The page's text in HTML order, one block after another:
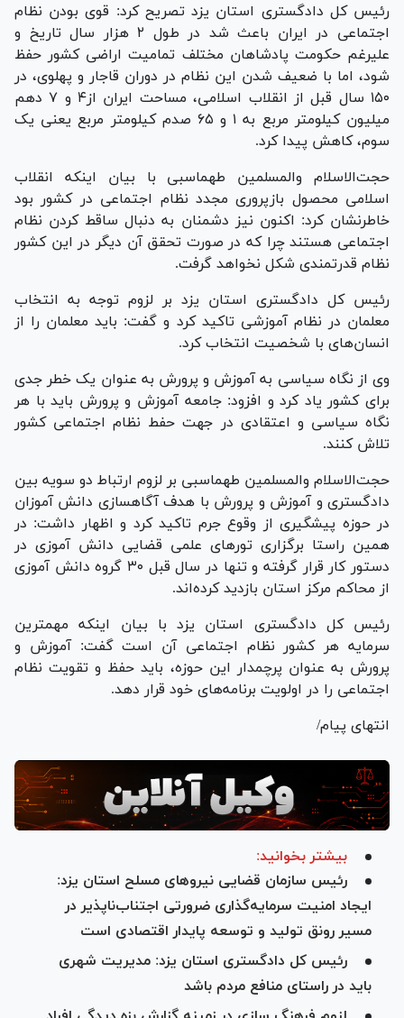
رئیس کل دادگستری استان یزد تصریح کرد: قوی بودن نظام
اجتماعی در ایران باعث شد در طول ۲ هزار سال تاریخ و
علیرغم حکومت پادشاهان مختلف تمامیت اراضی کشور حفظ
شود، اما با ضعیف شدن این نظام در دوران قاجار و پهلوی، در
۱۵۰ سال قبل از انقلاب اسلامی، مساحت ایران از۴ و ۷ دهم
میلیون کیلومتر مربع به ۱ و ۶۵ صدم کیلومتر مربع یعنی یک
سوم، کاهش پیدا کرد.
حجت‌الاسلام والمسلمین طهماسبی با بیان اینکه انقلاب
اسلامی محصول بازپروری مجدد نظام اجتماعی در کشور بود
خاطرنشان کرد: اکنون نیز دشمنان به دنبال ساقط کردن نظام
اجتماعی هستند چرا که در صورت تحقق آن دیگر در این کشور
نظام قدرتمندی شکل نخواهد گرفت.
رئیس کل دادگستری استان یزد بر لزوم توجه به انتخاب
معلمان در نظام آموزشی تاکید کرد و گفت: باید معلمان را از
انسان‌های با شخصیت انتخاب کرد.
وی از نگاه سیاسی به آموزش و پرورش به عنوان یک خطر جدی
برای کشور یاد کرد و افزود: جامعه آموزش و پرورش باید با هر
نگاه سیاسی و اعتقادی در جهت حفط نظام اجتماعی کشور
تلاش کنند.
حجت‌الاسلام والمسلمین طهماسبی بر لزوم ارتباط دو سویه بین
دادگستری و آموزش و پرورش با هدف آگاهسازی دانش آموزان
در حوزه پیشگیری از وقوع جرم تاکید کرد و اظهار داشت: در
همین راستا برگزاری تور‌های علمی قضایی دانش آموزی در
دستور کار قرار گرفته و تنها در سال قبل ۳۰ گروه دانش آموزی
از محاکم مرکز استان بازدید کرده‌اند.
رئیس کل دادگستری استان یزد با بیان اینکه مهمترین
سرمایه هر کشور نظام اجتماعی آن است گفت: آموزش و
پرورش به عنوان پرچمدار این حوزه، باید حفظ و تقویت نظام
اجتماعی را در اولویت برنامه‌های خود قرار دهد.
انتهای پیام/
بیشتر بخوانید:
رئیس سازمان قضایی نیرو‌های مسلح استان یزد:
ایجاد امنیت سرمایه‌گذاری ضرورتی اجتناب‌ناپذیر در
مسیر رونق تولید و توسعه پایدار اقتصادی است
رئیس کل دادگستری استان یزد: مدیریت شهری
باید در راستای منافع مردم باشد